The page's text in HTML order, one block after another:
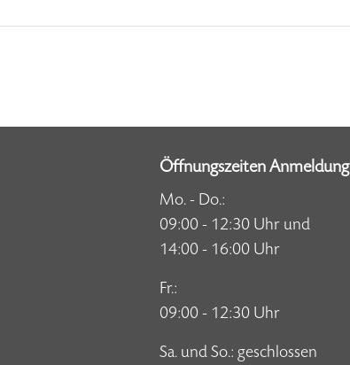
Öffnungszeiten Anmeldung
Mo. - Do.:
09:00 - 12:30 Uhr und
14:00 - 16:00 Uhr
Fr.:
09:00 - 12:30 Uhr
Sa. und So.: geschlossen